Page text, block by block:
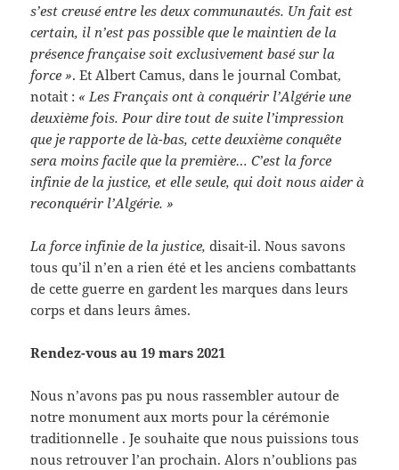
s’est creusé entre les deux communautés. Un fait est
certain, il n’est pas possible que le maintien de la
présence française soit exclusivement basé sur la
force ». Et Albert Camus, dans le journal Combat,
notait : « Les Français ont à conquérir l’Algérie une
deuxième fois. Pour dire tout de suite l’impression
que je rapporte de là-bas, cette deuxième conquête
sera moins facile que la première… C’est la force
infinie de la justice, et elle seule, qui doit nous aider à
reconquérir l’Algérie. »
La force infinie de la justice, disait-il. Nous savons
tous qu’il n’en a rien été et les anciens combattants
de cette guerre en gardent les marques dans leurs
corps et dans leurs âmes.
Rendez-vous au 19 mars 2021
Nous n’avons pas pu nous rassembler autour de
notre monument aux morts pour la cérémonie
traditionnelle . Je souhaite que nous puissions tous
nous retrouver l’an prochain. Alors n’oublions pas